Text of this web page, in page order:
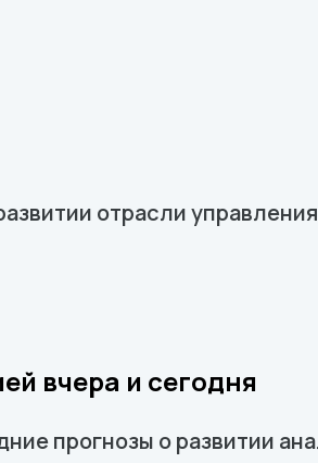
отрасли
вчера и сегодня
прогнозы о развитии